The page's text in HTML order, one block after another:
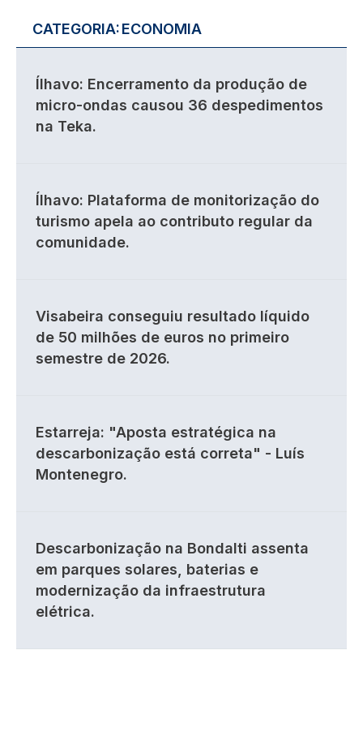
CATEGORIA:ECONOMIA
Ílhavo: Encerramento da produção de
micro-ondas causou 36 despedimentos
na Teka.
Ílhavo: Plataforma de monitorização do
turismo apela ao contributo regular da
comunidade.
Visabeira conseguiu resultado líquido
de 50 milhões de euros no primeiro
semestre de 2026.
Estarreja: "Aposta estratégica na
descarbonização está correta" - Luís
Montenegro.
Descarbonização na Bondalti assenta
em parques solares, baterias e
modernização da infraestrutura
elétrica.